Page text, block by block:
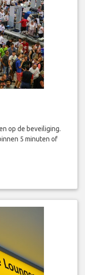
op de beveiliging.
5 minuten of